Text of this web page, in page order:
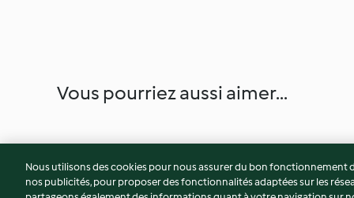
Vous pourriez aussi aimer...
Nous utilisons des cookies pour nous assurer du bon
nos publicités, pour proposer des fonctionnalités adaptées sur les